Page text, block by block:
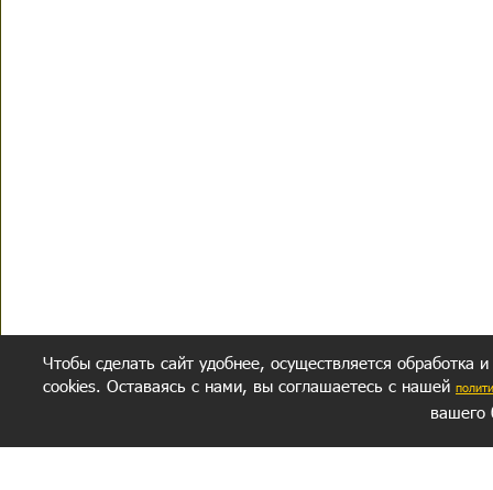
Чтобы сделать сайт удобнее, осуществляется обработка
cookies. Оставаясь с нами, вы соглашаетесь с нашей
вашего